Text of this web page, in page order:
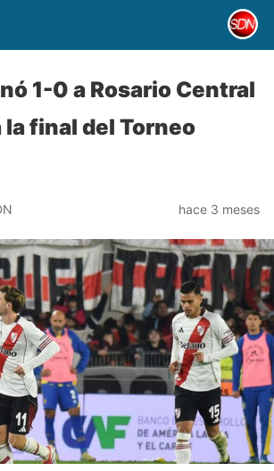
1-0 a Rosario Central
la final del Torneo
hace 3 meses